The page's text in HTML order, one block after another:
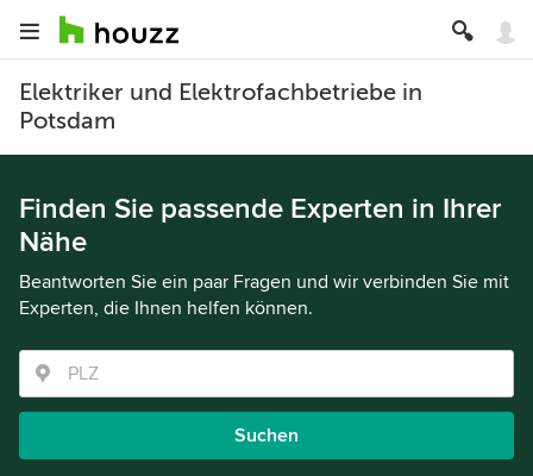
Elektriker und Elektrofachbetriebe in
Potsdam
Finden Sie passende Experten in Ihrer
Nähe
Beantworten Sie ein paar Fragen und wir verbinden Sie mit
Experten, die Ihnen helfen können.
Suchen